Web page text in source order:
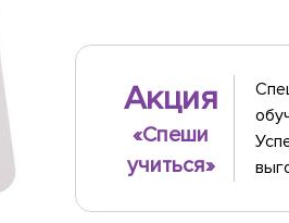
Акция
«Спеши
учиться»